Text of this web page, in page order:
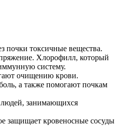
почки токсичные вещества.
Хлорофилл, который
систему.
очищению крови.
а также помогают почкам
занимающихся
защищает кровеносные сосуды